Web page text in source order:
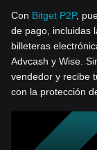
Con Bitget P2P,
de pago, incluidas
billeteras
Advcash y Wise.
vendedor y recibe
con la protección